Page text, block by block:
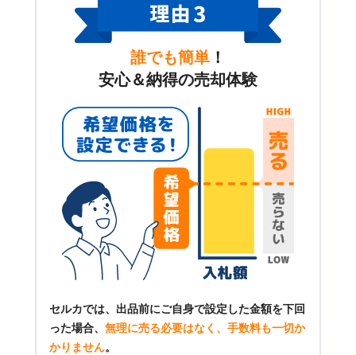
誰でも簡単 ！
安心＆納得の売却体験
セルカでは、出品前にご自身で設定した金額を下回
った場合、 無理に売る必要はなく、手数料も一切か
かりません。